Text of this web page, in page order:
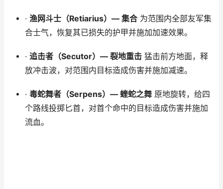
· 渔网斗士（Retiarius）— 集合为范围内全部友军集
合士气，恢复其已损失的护甲并施加加速效果。
· 追击者（Secutor）— 裂地重击猛击前方地面，释
放冲击波，对范围内目标造成伤害并施加减速。
· 毒蛇舞者（Serpens）— 蝰蛇之舞原地旋转，给四
个路线投掷匕首，对首个命中的目标造成伤害并施加
流血。